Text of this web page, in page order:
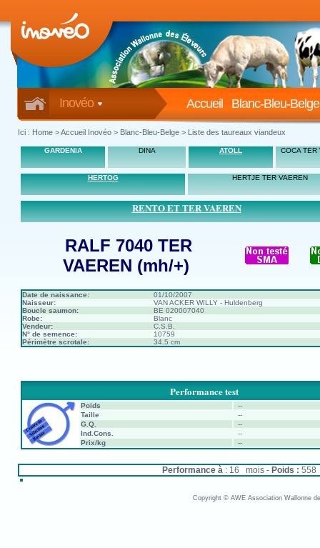
Inovéo Blanc-Bleu-Belge
Accueil
Ici : Home >Accueil Inovéo > Blanc-Bleu-Belge > Liste des taureaux viandeux
GARDENIA DINA ATOLL COCA TER
HERTOG HERTJE TER VAEREN
RENTO ET TER VAEREN
RALF 7040 TER
VAEREN (mh/+)
Date de naissance:
01/10/2007
Naisseur:
VAN ACKER WILLY - Huldenberg
Boucle saumon:
BE 020007040
Robe:
Blanc
Vendeur:
C.S.B.
N° de semence:
10759
Périmètre scrotale:
34.5 cm
Performance test
Poids
--
Taille
--
G.Q.
--
Ind.Cons.
--
Prix/kg
--
Performance à : 16 mois - Poids :
Copyright © AWE Association Wallonne